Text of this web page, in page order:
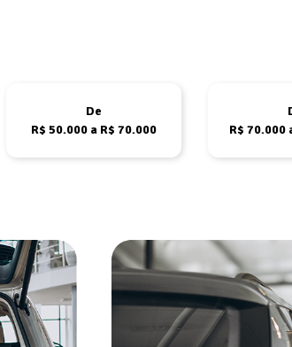
De
R$ 50.000 a R$ 70.000
R$ 70.000